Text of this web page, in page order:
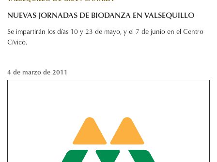
NUEVAS JORNADAS DE BIODANZA EN VALSEQUILLO
Se impartirán los días 10 y 23 de mayo, y el 7 de junio en el Centro
Cívico.
4 de marzo de 2011